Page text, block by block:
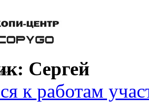
Сергей
к работам